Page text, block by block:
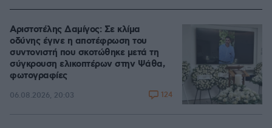
Αριστοτέλης Δαμίγος: Σε κλίμα
οδύνης έγινε η αποτέφρωση του
συντονιστή που σκοτώθηκε μετά τη
σύγκρουση ελικοπτέρων στην Ψάθα,
φωτογραφίες
06.08.2026, 20:03 124